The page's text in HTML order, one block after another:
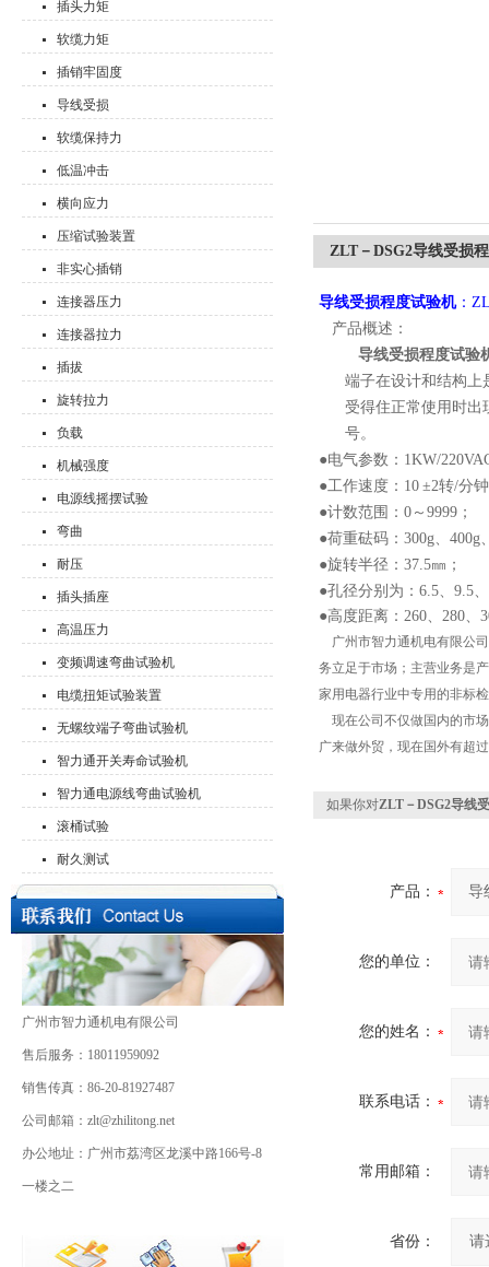
插头力矩
软缆力矩
插销牢固度
导线受损
软缆保持力
低温冲击
横向应力
压缩试验装置
非实心插销
连接器压力
连接器拉力
插拔
旋转拉力
负载
机械强度
电源线摇摆试验
弯曲
耐压
插头插座
高温压力
变频调速弯曲试验机
电缆扭矩试验装置
无螺纹端子弯曲试验机
智力通开关寿命试验机
智力通电源线弯曲试验机
滚桶试验
耐久测试
广州市智力通机电有限公司
售后服务：18011959092
销售传真：86-20-81927487
公司邮箱：zlt@zhilitong.net
办公地址：广州市荔湾区龙溪中路166号-8
一楼之二
ZLT－DSG2导线受损
导线受损程度试验机：
产品概述：
导线受损程度试验
端子在设计和结构上
受得住正常使用时出
号。
●电气参数： 1KW/
●工作速度：10 ±2转/分
●计数范围：0 ～ 9999；
●荷重砝码： 300g、400g
●旋转半径：37.5㎜；
●孔径分别为：6.5、9.5
●高度距离：260、280、
广州市智力通机电有限公司
务立足于市场；主营业务是
家用电器行业中专用的非标
现在公司不仅做国内的市
广来做外贸，现在国外有超
如果你对ZLT－DSG2导线
产品：
您的单位：
您的姓名：
联系电话：
常用邮箱：
省份：